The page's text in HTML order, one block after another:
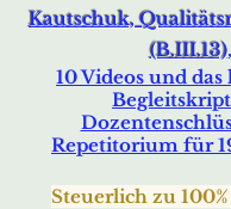
Kautschuk,
(B.III.13),
10 Videos und
Repetitorium für
Steuerlich zu 10